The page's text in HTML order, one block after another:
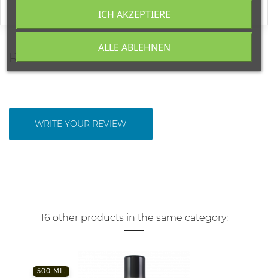
REVIEWS
WRITE YOUR REVIEW
16 other products in the same category:
500 ML.
ALLE ABLEHNEN
ICH AKZEPTIERE